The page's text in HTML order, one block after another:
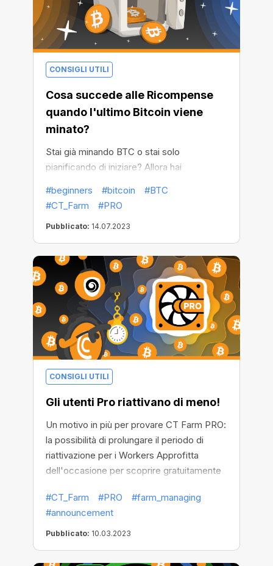
CONSIGLI UTILI
Cosa succede alle Ricompense
quando l'ultimo Bitcoin viene
minato?
Stai già minando BTC o stai solo
pianificando di iniziare? Allora hai
dovresti fare affidamento su questi
guadagni. La buona notizia è che le
ricompense non andranno da nessuna
parte! Potrai contarci praticamente per
sempre, anche dopo che l'ultimo BTC sarà
stato minato.
#beginners #bitcoin
#BTC
#CT_Farm
#PRO
Pubblicato: 14.07.2023
CONSIGLI UTILI
Gli utenti Pro riattivano di meno!
Un motivo in più per provare CT Farm PRO:
la possibilità di prolungare il periodo di
riattivazione per i Workers Approfitta
dell'occasione per scoprire gratuitamente
#CT_Farm
#PRO
#farm_managing
#announcement
Pubblicato: 10.03.2023